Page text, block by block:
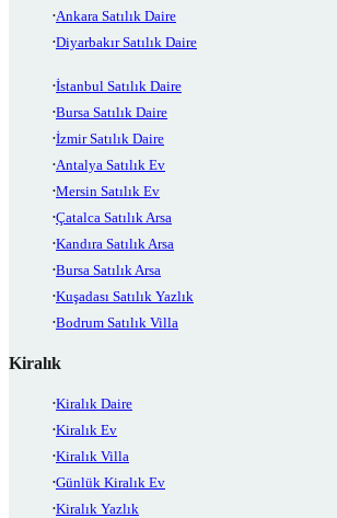
Ankara Satılık Daire
Diyarbakır Satılık Daire
İstanbul Satılık Daire
Bursa Satılık Daire
İzmir Satılık Daire
Antalya Satılık Ev
Mersin Satılık Ev
Çatalca Satılık Arsa
Kandıra Satılık Arsa
Bursa Satılık Arsa
Kuşadası Satılık Yazlık
Bodrum Satılık Villa
Kiralık
Kiralık Daire
Kiralık Ev
Kiralık Villa
Günlük Kiralık Ev
Kiralık Yazlık